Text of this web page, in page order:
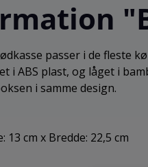
passer i de fleste
i ABS plast, og låget i
i samme design.
cm x Bredde: 22,5 cm